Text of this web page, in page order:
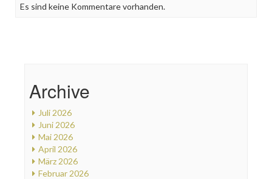
Es sind keine Kommentare vorhanden.
Archive
Juli 2026
Juni 2026
Mai 2026
April 2026
März 2026
Februar 2026